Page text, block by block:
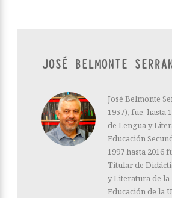
JOSÉ BELMONTE
José Belmonte
1957), fue, hasta
de Lengua y
Educación
1997 hasta 2016
Titular de
y Literatura de la
Educación de la